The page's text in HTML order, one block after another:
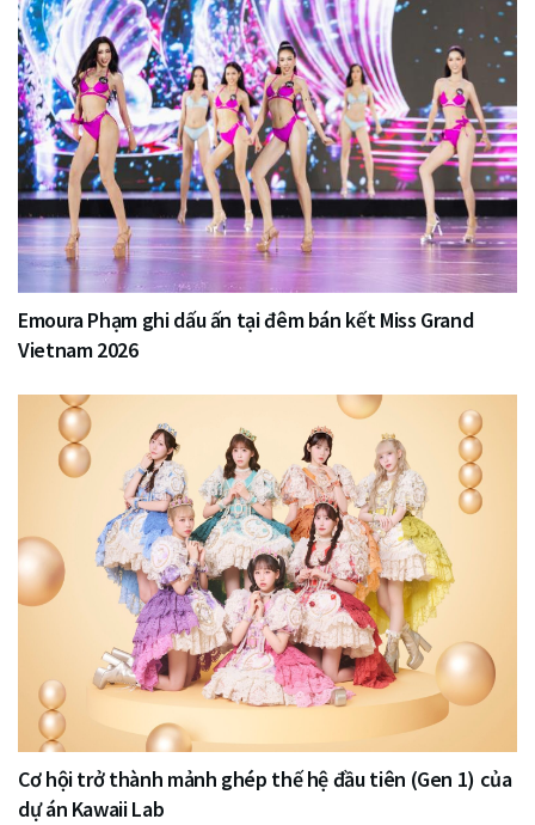
Emoura Phạm ghi dấu ấn tại đêm bán kết Miss Grand
Vietnam 2026
Cơ hội trở thành mảnh ghép thế hệ đầu tiên (Gen 1) của
dự án Kawaii Lab